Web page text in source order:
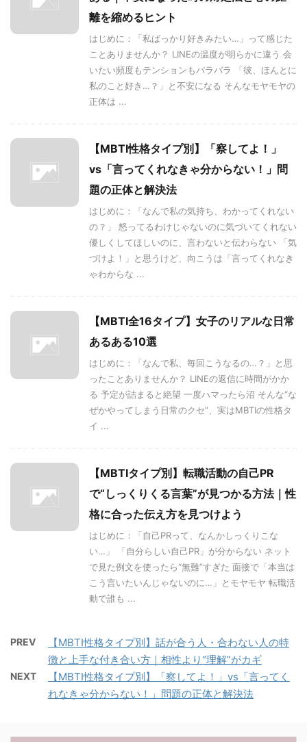
離を縮めるヒント
はじめに：「私ばっかり好きみたい…」って感じた
ことありませんか？ LINEの温度が明らかに違う 会
いたい頻度もテンションもバラバラ 「彼、ほんとに
私のこと好き…？」と不安になる そんなモヤモヤの
正体は ...
【MBTI性格タイプ別】「察してよ！」
vs「言ってくれなきゃ分からない！」問
題の正体と解決法
はじめに：「なんで私の気持ち、わかってくれない
の？」 怒ってるわけじゃないのに気づいてくれない
優しくしてほしいのに、言わないと伝わらない 「気
づけよ！」と思うけど、向こうは「言ってくれなき
ゃわからな ...
【MBTI全16タイプ】女子のリアルな日常
あるある10選
はじめに：「なんで私、毎回こうなるの…？」と思
ったことありませんか？ LINEの返信に時間がかか
る 予定が詰まると絶望 一度ハマったら沼 そんな“な
ぜかやってしまう日常のクセ”、実はMBTIの性格タ
イ ...
【MBTIタイプ別】転職活動の自己PR
で“しっくりくる言葉”が見つかる方法｜性
格に合った伝え方を見つけよう
はじめに：「自己PRって、なんかしっくりこな
い…」 「自分らしい自己PR」が分からない ネット
で見た例文を使ったら“無難”すぎた 面接で「本当は
こう言いたいんじゃないのに…」とモヤモヤ 転職活
動で誰も ...
PREV
【MBTI性格タイプ別】話が合う人・合わない人の特
徴と上手な付き合い方｜相性より“理解”がカギ
NEXT
【MBTI性格タイプ別】「察してよ！」vs「言ってく
れなきゃ分からない！」問題の正体と解決法